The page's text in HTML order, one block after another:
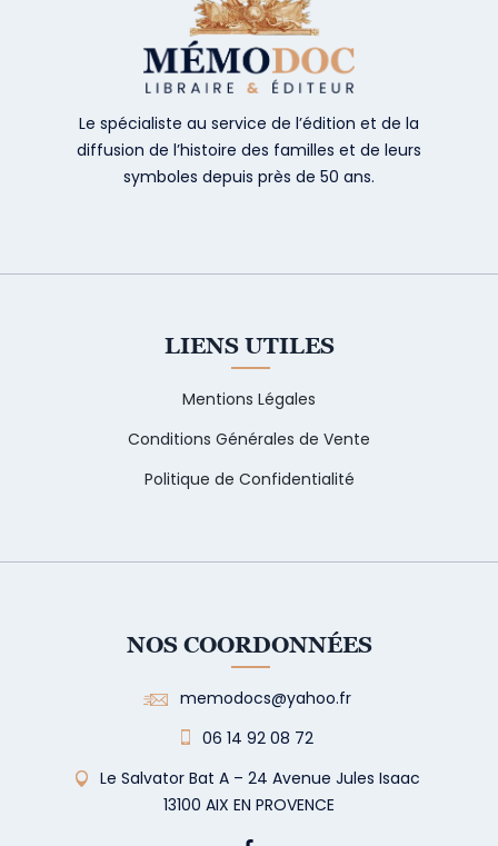
Le spécialiste au service de l’édition et de la
diffusion de l’histoire des familles et de leurs
symboles depuis près de 50 ans.
LIENS UTILES
Mentions Légales
Conditions Générales de Vente
Politique de Confidentialité
NOS COORDONNÉES
memodocs@yahoo.fr
06 14 92 08 72
Le Salvator Bat A – 24 Avenue Jules Isaac
13100 AIX EN PROVENCE